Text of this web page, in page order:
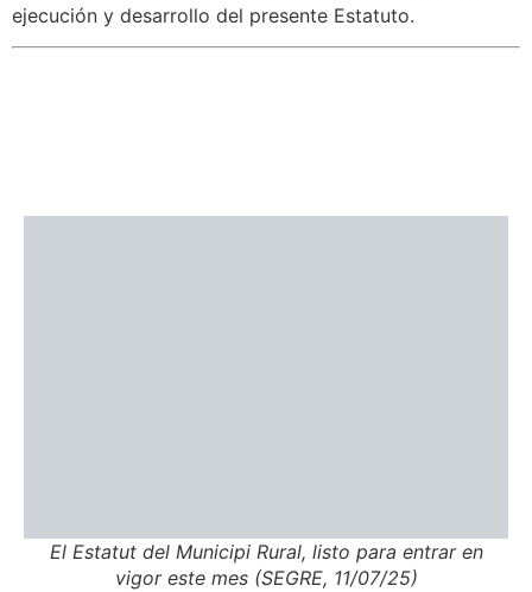
ejecución y desarrollo del presente Estatuto.
El Estatut del Municipi Rural, listo para entrar en
vigor este mes (SEGRE, 11/07/25)